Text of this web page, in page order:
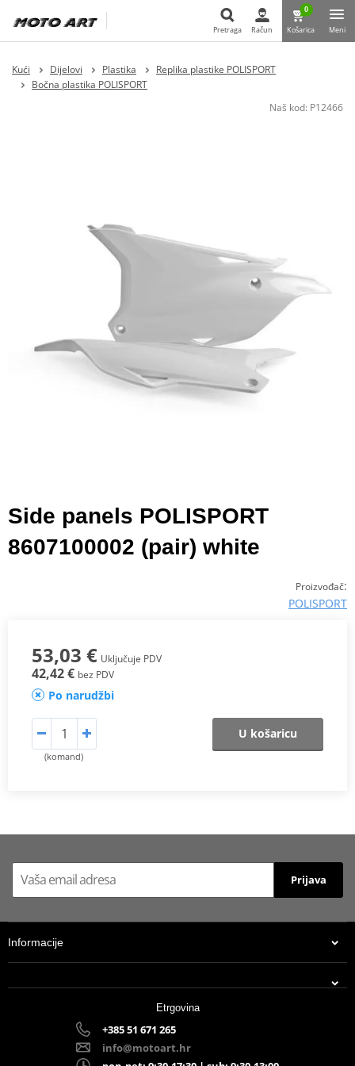
Pretraga Račun
0
Košarica Meni
Kući Dijelovi Plastika
Replika plastike POLISPORT
Bočna plastika POLISPORT
Naš kod: P12466
Side panels POLISPORT
8607100002 (pair) white
Proizvođač:
POLISPORT
53,03 € Uključuje PDV
42,42 € bez PDV
Po narudžbi
(komand)
U košaricu
Prijava
Informacije
Etrgovina
+385 51 671 265
info@motoart.hr